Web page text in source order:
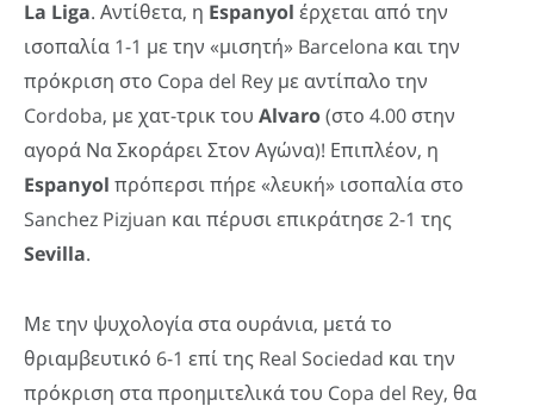
La Liga. Αντίθετα, η Espanyol έρχεται από την
ισοπαλία 1-1 με την «μισητή» Barcelona και την
πρόκριση στο Copa del Rey με αντίπαλο την
Cordoba, με χατ-τρικ του Alvaro(στο 4.00 στην
αγορά Να Σκοράρει Στον Αγώνα)! Επιπλέον, η
Espanyol πρόπερσι πήρε «λευκή» ισοπαλία στο
Sanchez Pizjuan και πέρυσι επικράτησε 2-1 της
Sevilla.
Με την ψυχολογία στα ουράνια, μετά το
θριαμβευτικό 6-1 επί της Real Sociedad και την
πρόκριση στα προημιτελικά του Copa del Rey, θα